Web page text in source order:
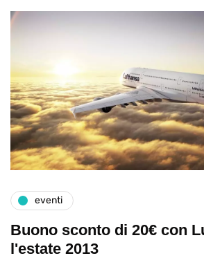
eventi
Buono sconto di 20€ con
l'estate 2013